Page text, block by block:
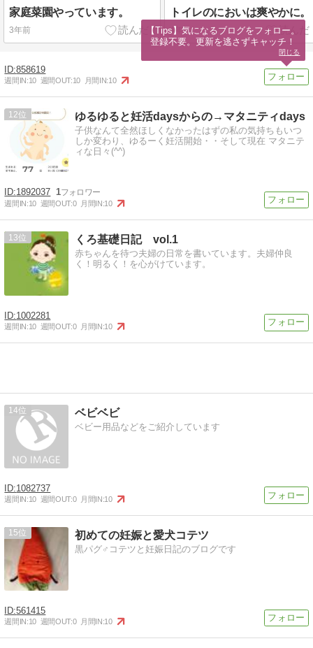
家庭菜園やっています。
3年前
トイレのにおいは爽やかに。
4年前
858619
週間IN:10 週間OUT:10 月間IN:10
12 ゆるゆると妊活daysからの→マタニティdays
子供なんて全然ほしくなかったはずの私の気持ちもいつ
しか変わり、ゆるーく妊活開始・・そして現在 マタニテ
ィな日々(^^)
1892037 1
週間IN:10 週間OUT:0 月間IN:10
13 くろ基礎日記 vol.1
赤ちゃんを待つ夫婦の日常を書いています。夫婦仲良
く！明るく！を心がけています。
1002281
週間IN:10 週間OUT:0 月間IN:10
14 ベビベビ
ベビー用品などをご紹介しています
1082737
週間IN:10 週間OUT:0 月間IN:10
15 初めての妊娠と愛犬コテツ
黒パグ♂コテツと妊娠日記のブログです
561415
週間IN:10 週間OUT:0 月間IN:10
【Tips】気になるブログをフォロー。
登録不要。更新を逃さずキャッチ！
閉じる